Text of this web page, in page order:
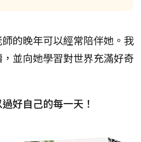
的晚年可以經常陪伴她。我
並向她學習對世界充滿好奇
好自己的每一天！